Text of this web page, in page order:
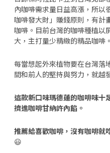
內咖啡需求量日益高漲，所以
咖啡發大財」賺錢原則，有計
咖啡。目前台灣的咖啡種植以
大，主打量少精緻的精品咖啡。
每當想起外來植物要在台灣落
間和前人的堅持與努力，就越
這款新口味瑪德蓮的咖啡味十
擠進咖啡甘納許內餡。
推薦給喜歡咖啡，沒有咖啡就
😃